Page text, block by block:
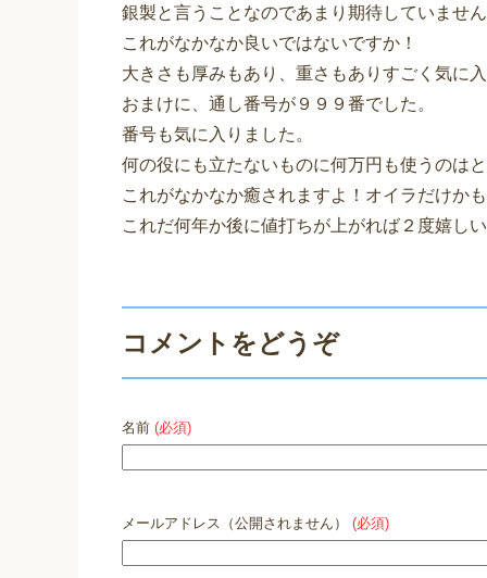
銀製と言うことなのであまり期待していませ
これがなかなか良いではないですか！
大きさも厚みもあり、重さもありすごく気に
おまけに、通し番号が９９９番でした。
番号も気に入りました。
何の役にも立たないものに何万円も使うのは
これがなかなか癒されますよ！オイラだけか
これだ何年か後に値打ちが上がれば２度嬉し
コメントをどうぞ
名前 (必須)
メールアドレス（公開されません） (必須)